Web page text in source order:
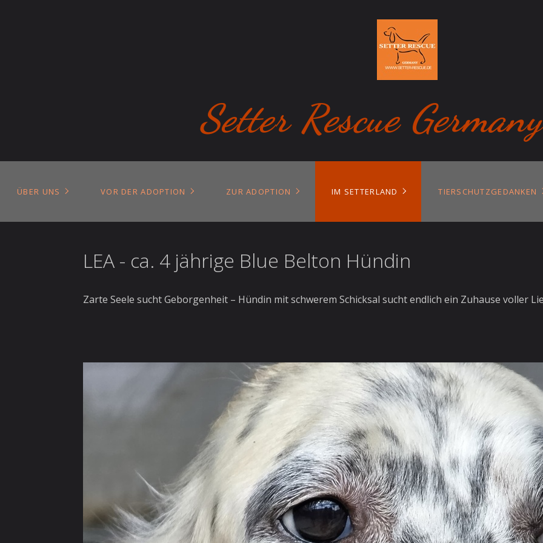
Setter Rescue
ÜBER UNS VOR DER ADOPTION ZUR ADOPTION IM SETTERLAND TIERSCHUTZGEDANKEN
LEA - ca. 4 jährige Blue Belton Hündin
Zarte Seele sucht Geborgenheit – Hündin mit schwerem Schicksal sucht endlich ein Zuhause voller